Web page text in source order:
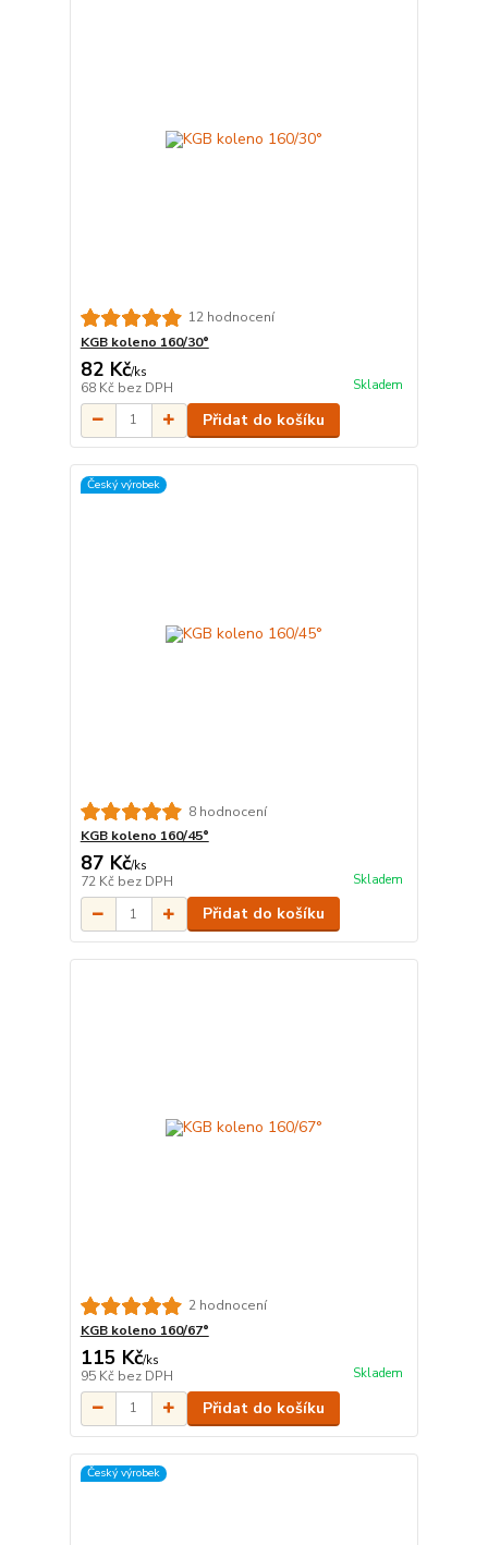
12 hodnocení
KGB koleno 160/30°
82 Kč/ks
68 Kč bez DPH Skladem
Přidat do košíku
Český výrobek
8 hodnocení
KGB koleno 160/45°
87 Kč/ks
72 Kč bez DPH Skladem
Přidat do košíku
2 hodnocení
KGB koleno 160/67°
115 Kč/ks
95 Kč bez DPH Skladem
Přidat do košíku
Český výrobek